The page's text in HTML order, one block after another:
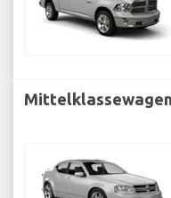
Mittelklassewagen